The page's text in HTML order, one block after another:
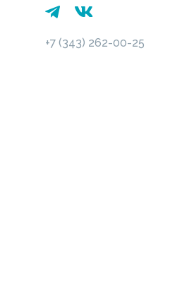
+7 (343) 262-00-25